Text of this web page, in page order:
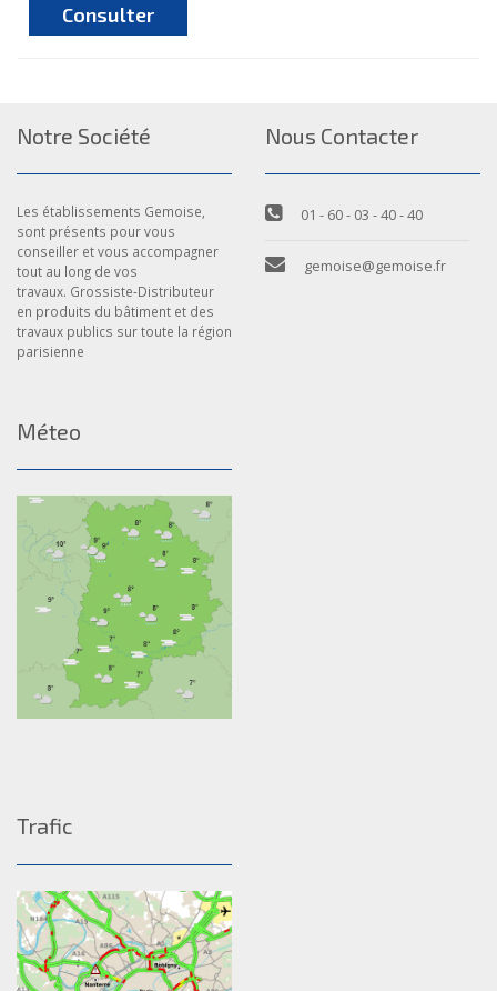
Consulter
Notre Société
Les établissements Gemoise,
sont présents pour vous
conseiller et vous accompagner
tout au long de vos
travaux. Grossiste-Distributeur
en produits du bâtiment et des
travaux publics sur toute la région
parisienne
Nous Contacter
01 - 60 - 03 - 40 - 40
gemoise@gemoise.fr
Méteo
Trafic